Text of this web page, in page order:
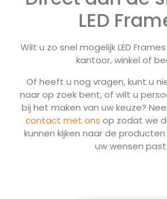
LED
Wilt u zo snel mogelijk LED
kantoor, winkel of
Of heeft u nog vragen, kunt u
naar op zoek bent, of wilt u
bij het maken van uw keuze?
contact met ons op zodat we
kunnen kijken naar de
uw wensen past.